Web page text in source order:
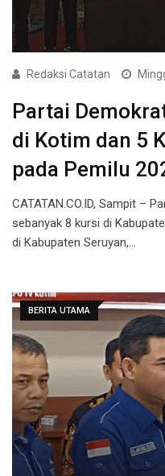
Redaksi Catatan
Partai
di Kotim dan 5
pada Pemilu
CATATAN.CO.ID, Sampit –
sebanyak 8 kursi di
di Kabupaten Seruyan,…
BERITA UTAMA